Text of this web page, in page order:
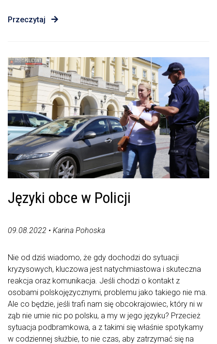
Przeczytaj
Języki obce w Policji
09.08.2022 • Karina Pohoska
Nie od dziś wiadomo, że gdy dochodzi do sytuacji
kryzysowych, kluczowa jest natychmiastowa i skuteczna
reakcja oraz komunikacja. Jeśli chodzi o kontakt z
osobami polskojęzycznymi, problemu jako takiego nie ma.
Ale co będzie, jeśli trafi nam się obcokrajowiec, który ni w
ząb nie umie nic po polsku, a my w jego języku? Przecież
sytuacja podbramkowa, a z takimi się właśnie spotykamy
w codziennej służbie, to nie czas, aby zatrzymać się na